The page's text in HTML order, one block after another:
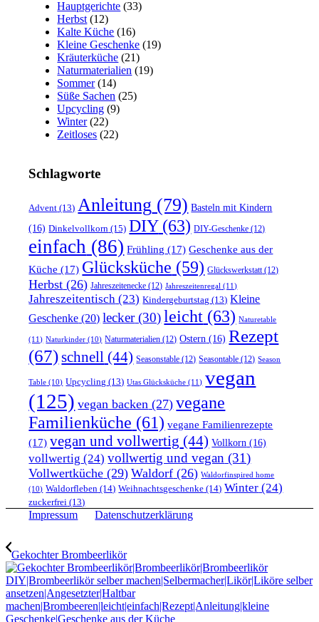
Hauptgerichte (33)
Herbst (12)
Kalte Küche (16)
Kleine Geschenke (19)
Kräuterküche (21)
Naturmaterialien (19)
Sommer(14)
Süße Sachen (25)
Upcycling (9)
Winter(22)
Zeitloses (22)
Schlagworte
Advent (13) Anleitung (79) Basteln mit Kindern
(16) Dinkelvollkorn (15) DIY(63) DIY-Geschenke (12)
einfach (86) Frühling (17) Geschenke aus der
Küche (17) Glücksküche (59) Glückswerkstatt(12)
Herbst (26) Jahreszeitenecke (12) Jahreszeitenregal (11)
Jahreszeitentisch (23) Kindergeburtstag (13) Kleine
Geschenke (20) lecker(30) leicht (63) Naturetable
(11) Naturkinder (10) Naturmaterialien (12) Ostern (16) Rezept
(67)schnell (44) Seasonstable (12) Seasontable (12) Season
Table (10) Upcycling (13) Utas Glücksküche (11) vegan
(125) vegan backen (27) vegane
Familienküche (61) vegane Familienrezepte
(17) vegan und vollwertig (44) Vollkorn (16)
vollwertig (24) vollwertig und vegan (31)
Vollwertküche (29) Waldorf (26) Waldorfinspired home
(10) Waldorfleben (14) Weihnachtsgeschenke (14) Winter (24)
zuckerfrei (13)
Impressum Datenschutzerklärung
Gekochter Brombeerlikör